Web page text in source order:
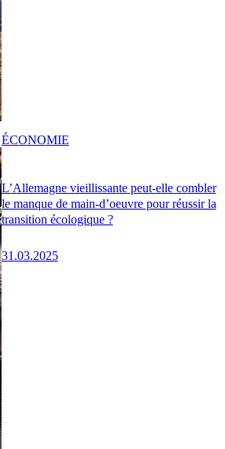
L’Allemagne vieillissante peut-elle combler
le manque de main-d’oeuvre pour réussir la
transition écologique ?
31.03.2025
ÉCONOMIE